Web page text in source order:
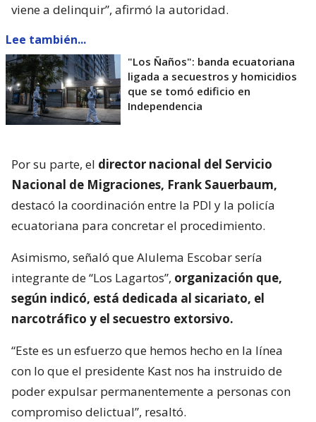
viene a delinquir”, afirmó la autoridad.
Lee también...
"Los Ñaños": banda ecuatoriana
ligada a secuestros y homicidios
que se tomó edificio en
Independencia
Por su parte, el director nacional del Servicio
Nacional de Migraciones, Frank Sauerbaum,
destacó la coordinación entre la PDI y la policía
ecuatoriana para concretar el procedimiento.
Asimismo, señaló que Alulema Escobar sería
integrante de “Los Lagartos”, organización que,
según indicó, está dedicada al sicariato, el
narcotráfico y el secuestro extorsivo.
“Este es un esfuerzo que hemos hecho en la línea
con lo que el presidente Kast nos ha instruido de
poder expulsar permanentemente a personas con
compromiso delictual”, resaltó.